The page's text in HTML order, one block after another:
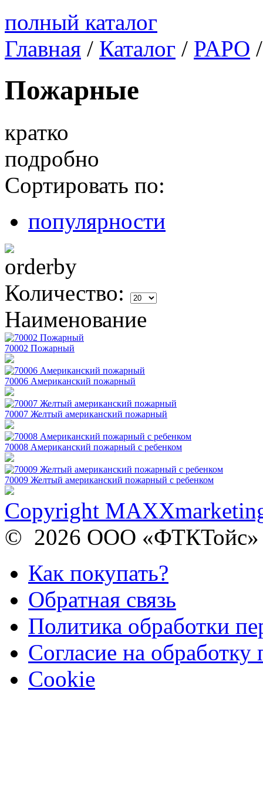
полный каталог
Главная / Каталог / PAPO
Пожарные
кратко
подробно
Сортировать по:
популярности
Количество:
Наименование
70002 Пожарный
70006 Американский пожарный
70007 Желтый американский пожарный
70008 Американский пожарный с ребенком
70009 Желтый американский пожарный с ребенком
Copyright
© 2026 ООО «ФТКТойс»
Как покупать?
Обратная связь
Политика обработки
Согласие на
Cookie